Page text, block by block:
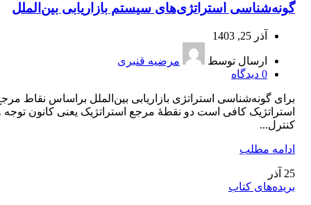
گونه‌شناسی استراتژی‌های سیستم بازاریابی بین‌الملل
آذر 25, 1403
ارسال توسط
مرضیه قنبری
0 دیدگاه
برای گونه‌شناسی استراتژی بازاریابی بین‌الملل براساس نقاط
استراتژیک کافی است دو نقطۀ مرجع استراتژیک یعنی کانون توجه
کنترل...
ادامه مطلب
25 آذر
بریده‌های کتاب